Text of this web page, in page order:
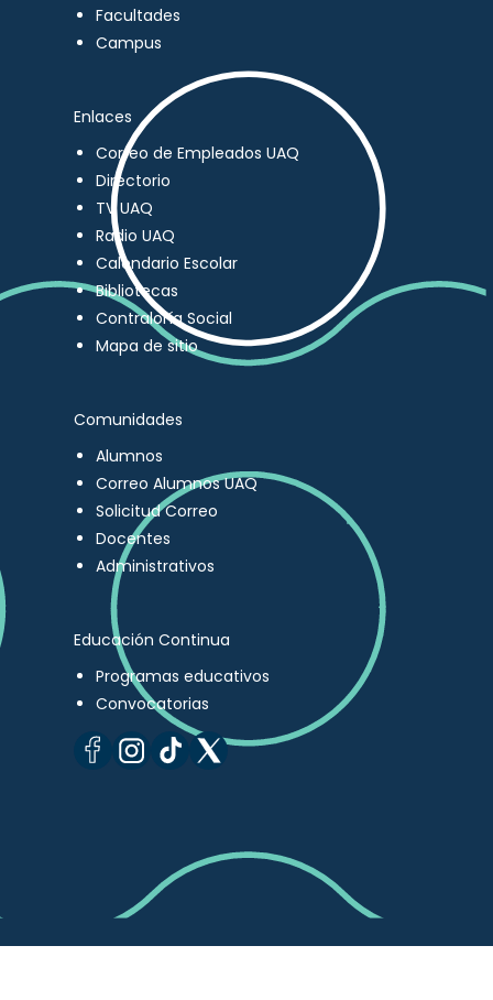
Facultades
Campus
Enlaces
Correo de Empleados UAQ
Directorio
TV UAQ
Radio UAQ
Calendario Escolar
Bibliotecas
Contraloría Social
Mapa de sitio
Comunidades
Alumnos
Correo Alumnos UAQ
Solicitud Correo
Docentes
Administrativos
Educación Continua
Programas educativos
Convocatorias